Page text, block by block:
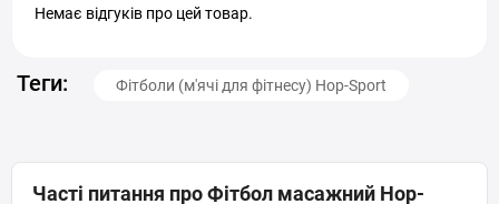
Немає відгуків про цей товар.
Теги: Фітболи (м'ячі для фітнесу) Hop-Sport
Часті питання про Фітбол масажний Hop-